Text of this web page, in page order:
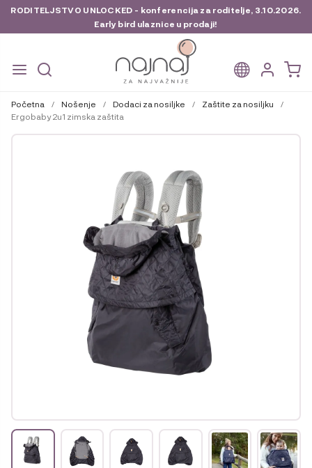
RODITELJSTVO UNLOCKED - konferencija za roditelje, 3.10.2026.
Early bird ulaznice u prodaji!
na
navigaciju
do
sadržaja
Početna / Nošenje / Dodaci za nosiljke / Zaštite za nosiljku
/
Ergobaby 2u1 zimska zaštita